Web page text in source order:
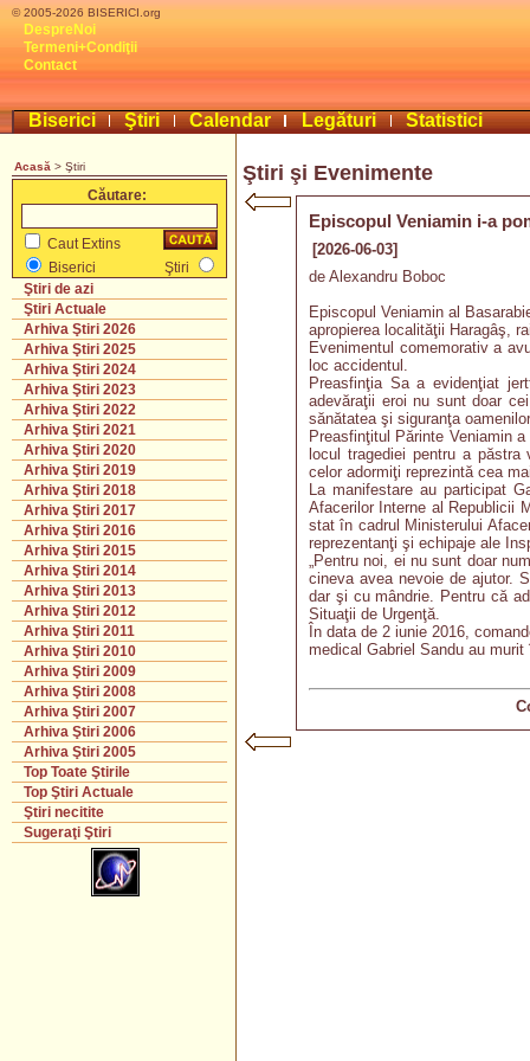
© 2005-2026 BISERICI.org
DespreNoi
Termeni+Condiţii
Contact
Biserici Ştiri Calendar Legături Statistici
Acasă > Ştiri
Căutare:
Caut Extins
Biserici
Ştiri
Ştiri de azi
Ştiri Actuale
Arhiva Ştiri 2026
Arhiva Ştiri 2025
Arhiva Ştiri 2024
Arhiva Ştiri 2023
Arhiva Ştiri 2022
Arhiva Ştiri 2021
Arhiva Ştiri 2020
Arhiva Ştiri 2019
Arhiva Ştiri 2018
Arhiva Ştiri 2017
Arhiva Ştiri 2016
Arhiva Ştiri 2015
Arhiva Ştiri 2014
Arhiva Ştiri 2013
Arhiva Ştiri 2012
Arhiva Ştiri 2011
Arhiva Ştiri 2010
Arhiva Ştiri 2009
Arhiva Ştiri 2008
Arhiva Ştiri 2007
Arhiva Ştiri 2006
Arhiva Ştiri 2005
Top Toate Ştirile
Top Ştiri Actuale
Ştiri necitite
Sugeraţi Ştiri
Ştiri şi Evenimente
Episcopul Veniamin i-a
[2026-06-03]
de Alexandru Boboc
Episcopul Veniamin al
apropierea localităţii Haragâş,
Evenimentul comemorativ a
loc accidentul.
Preasfinţia Sa a evidenţiat
adevăraţii eroi nu sunt doar
sănătatea şi siguranţa
Preasfinţitul Părinte Veniamin
locul tragediei pentru a
celor adormiţi reprezintă cea
La manifestare au participat
Afacerilor Interne al Republicii
stat în cadrul Ministerului
reprezentanţi şi echipaje ale
„Pentru noi, ei nu sunt doar
cineva avea nevoie de ajutor.
dar şi cu mândrie. Pentru că
Situaţii de Urgenţă.
În data de 2 iunie 2016,
medical Gabriel Sandu au